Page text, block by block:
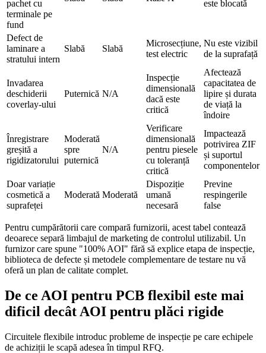
pachet cu
terminale pe
fund
este blocată
Defect de
laminare a
stratului intern
Slabă Slabă
Microsecțiune,
test electric
Nu este vizibil
de la suprafață
Invadarea
deschiderii
coverlay-ului
Puternică N/A
Inspecție
dimensională
dacă este
critică
Afectează
capacitatea de
lipire și durata
de viață la
îndoire
Înregistrare
greșită a
rigidizatorului
Moderată
spre
puternică
N/A
Verificare
dimensională
pentru piesele
cu toleranță
critică
Impactează
potrivirea ZIF
și suportul
componentelor
Doar variație
cosmetică a
suprafeței
Moderată Moderată
Dispoziție
umană
necesară
Previne
respingerile
false
Pentru cumpărătorii care compară furnizorii, acest tabel contează
deoarece separă limbajul de marketing de controlul utilizabil. Un
furnizor care spune "100% AOI" fără să explice etapa de inspecție,
biblioteca de defecte și metodele complementare de testare nu vă
oferă un plan de calitate complet.
De ce AOI pentru PCB flexibil este mai
dificil decât AOI pentru plăci rigide
Circuitele flexibile introduc probleme de inspecție pe care echipele
de achiziții le scapă adesea în timpul RFQ.